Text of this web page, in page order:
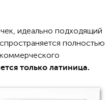
идеально подходящий
полностью
только латиница.